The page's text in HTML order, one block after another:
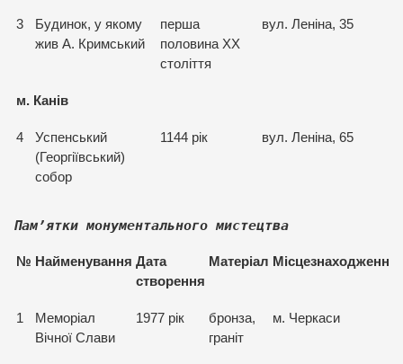
3
Будинок, у якому
жив А. Кримський
перша
половина XX
століття
вул. Леніна, 35
м. Канів
4
Успенський
(Георгіївський)
собор
1144 рік вул. Леніна, 65
Пам’ятки монументального мистецтва
№ Найменування Дата
створення
Матеріал Місцезнаходження
1
Меморіал
Вічної Слави
1977 рік
бронза,
граніт
м. Черкаси